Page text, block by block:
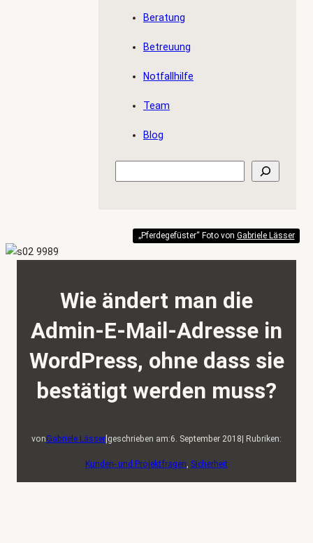
Beratung
Betreuung
Notfallhilfe
Team
Blog
Wie ändert man die
Admin-E-Mail-Adresse in
WordPress, ohne dass sie
bestätigt werden muss?
vonGabriele Lässer geschrieben am:6. September 2018| Rubriken:
Kunden- und Projektfragen, Sicherheit
„Pferdegefüster“ Foto von Gabriele Lässer